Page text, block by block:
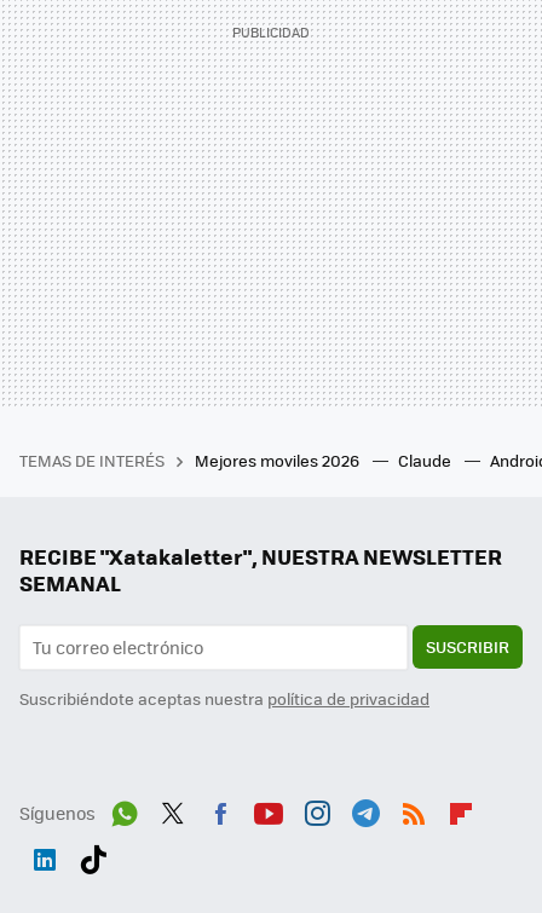
TEMAS DE INTERÉS Mejores moviles 2026 Claude
RECIBE "Xatakaletter", NUESTRA NEWSLETTER
SEMANAL
SUSCRIBIR
Suscribiéndote aceptas nuestra política de privacidad
Síguenos